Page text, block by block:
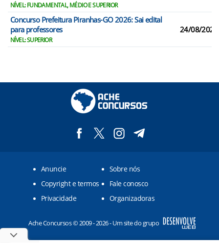
NÍVEL: FUNDAMENTAL, MÉDIO E SUPERIOR
Concurso Prefeitura Piranhas-GO 2026: Sai edital
para professores
NÍVEL: SUPERIOR
24/08/2026
Anuncie
Sobre nós
Copyright e termos
Fale conosco
Privacidade
Organizadoras
Ache Concursos © 2009 - 2026 - Um site do grupo